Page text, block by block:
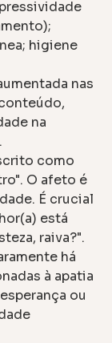
higiene
nas
na
como
O afeto é
É crucial
está
raiva?".
há
à apatia
ou